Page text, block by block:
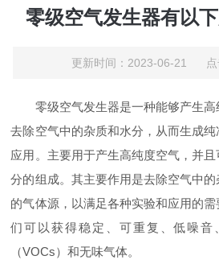
零级空气发生器有以
更新时间：2023-06-21 点
零级空气发生器是一种能够产生高
去除空气中的杂质和水分，从而生成
应用。主要用于产生高纯度空气，并
分的组成。其主要作用是去除空气中
的气体源，以满足各种实验和应用的
们可以获得稳定、可重复、低噪音
（VOCs）和无味气体。